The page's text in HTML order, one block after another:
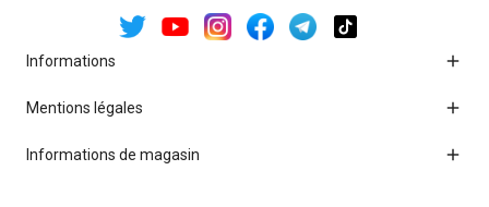
Informations 
Mentions légales 
Informations de magasin 